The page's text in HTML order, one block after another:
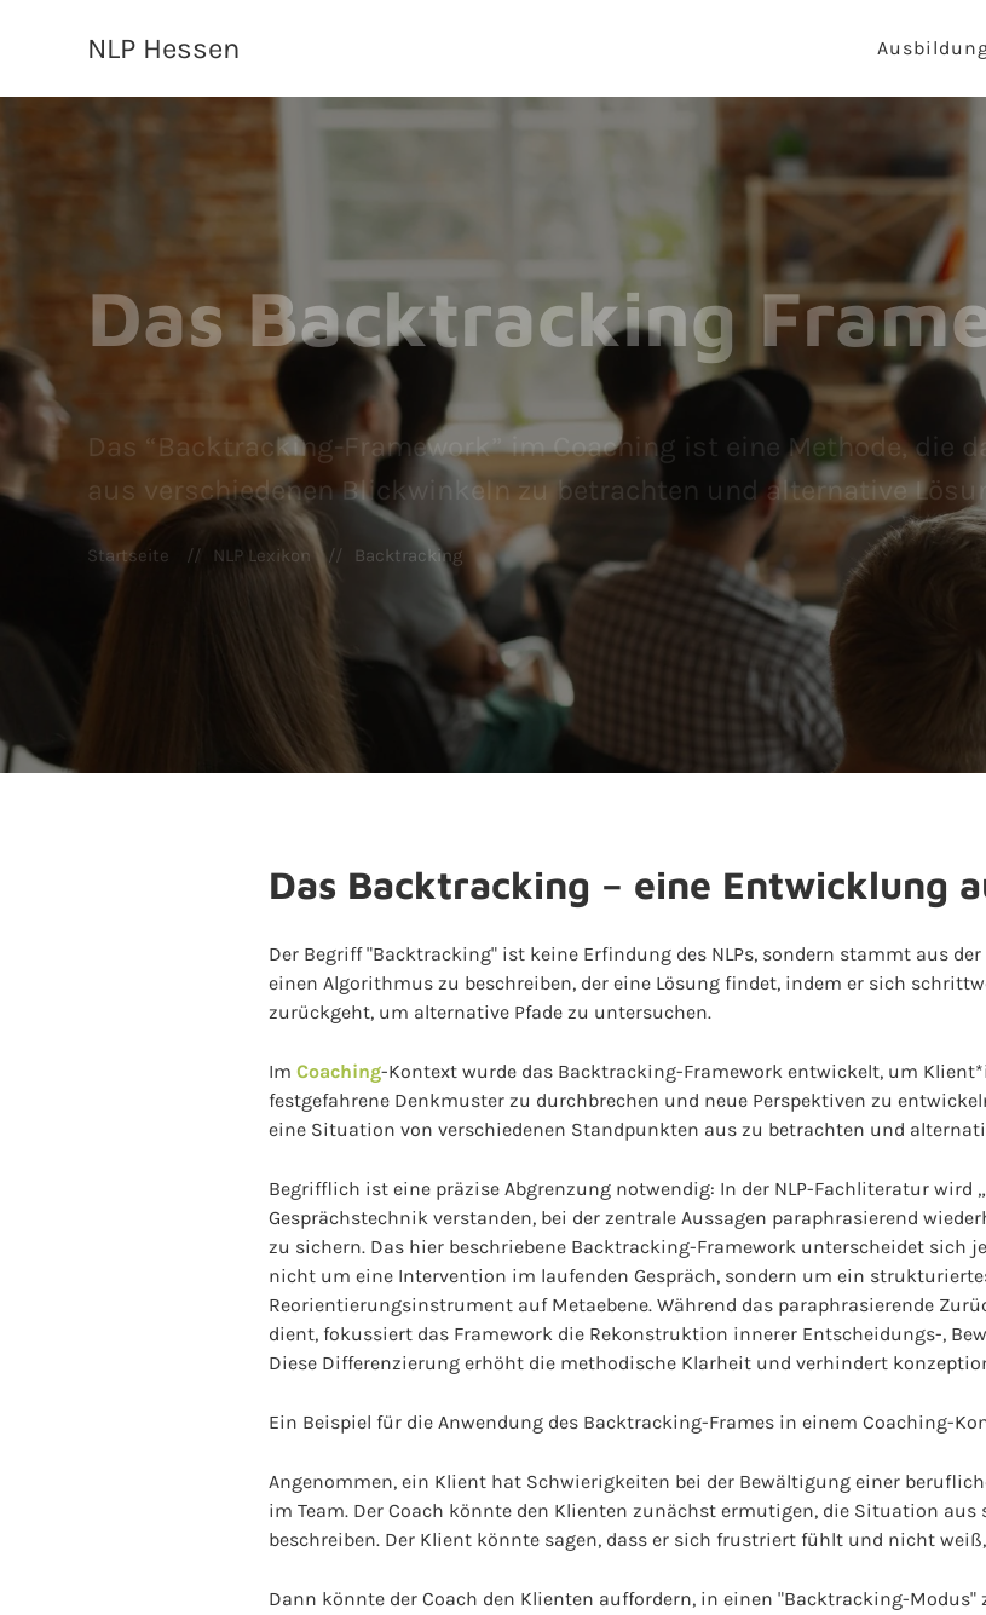
NLP Hessen
Das Backtracking
Das “Backtracking-Framework” im Coaching ist eine Methode, die
aus verschiedenen Blickwinkeln zu betrachten und alternative
Startseite NLP Lexikon Backtracking
Das Backtracking – eine Entwicklung
Der Begriff "Backtracking" ist keine Erfindung des NLPs, sondern stammt aus
einen Algorithmus zu beschreiben, der eine Lösung findet, indem er sich
zurückgeht, um alternative Pfade zu untersuchen.
Im Coaching-Kontext wurde das Backtracking-Framework entwickelt, um
festgefahrene Denkmuster zu durchbrechen und neue Perspektiven zu
eine Situation von verschiedenen Standpunkten aus zu betrachten und
Begrifflich ist eine präzise Abgrenzung notwendig: In der NLP-Fachliteratur wird
Gesprächstechnik verstanden, bei der zentrale Aussagen paraphrasierend
zu sichern. Das hier beschriebene Backtracking-Framework unterscheidet sich
nicht um eine Intervention im laufenden Gespräch, sondern um ein
Reorientierungsinstrument auf Metaebene. Während das paraphrasierende
dient, fokussiert das Framework die Rekonstruktion innerer Entscheidungs-,
Diese Differenzierung erhöht die methodische Klarheit und verhindert
Ein Beispiel für die Anwendung des Backtracking-Frames in einem Coaching-
Angenommen, ein Klient hat Schwierigkeiten bei der Bewältigung einer
im Team. Der Coach könnte den Klienten zunächst ermutigen, die Situation aus
beschreiben. Der Klient könnte sagen, dass er sich frustriert fühlt und nicht
Dann könnte der Coach den Klienten auffordern, in einen "Backtracking-Modus"